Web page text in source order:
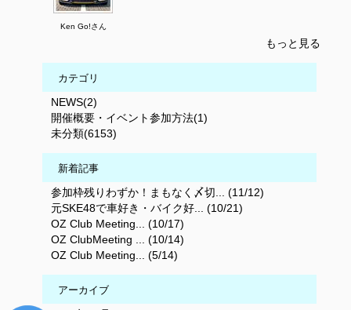
Ken Go!さん
もっと見る
カテゴリ
NEWS(2)
開催概要・イベント参加方法(1)
未分類(6153)
新着記事
参加枠残りわずか！まもなく〆切... (11/12)
元SKE48で車好き・バイク好... (10/21)
OZ Club Meeting... (10/17)
OZ ClubMeeting ... (10/14)
OZ Club Meeting... (5/14)
アーカイブ